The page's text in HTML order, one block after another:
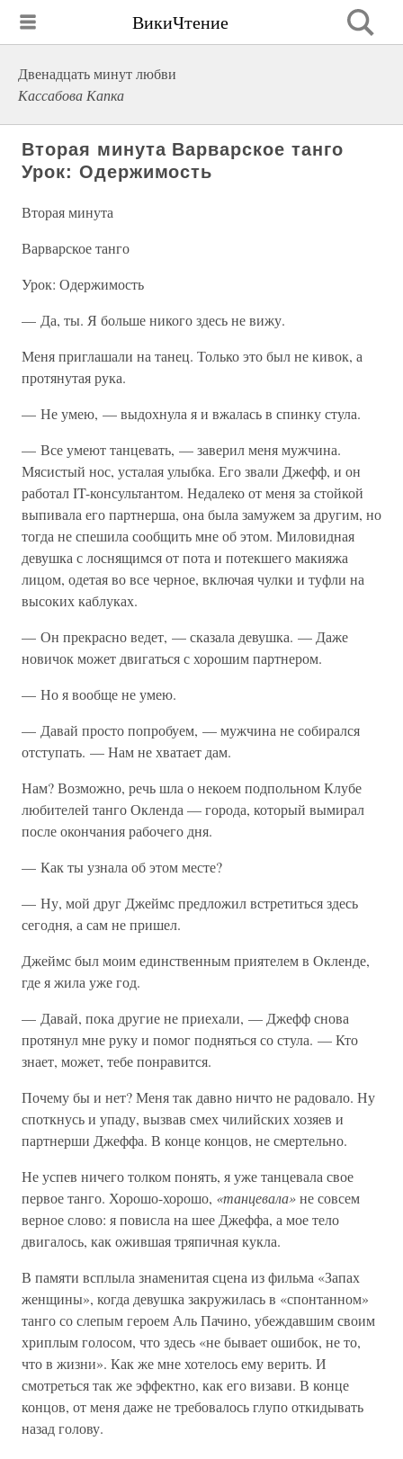
ВикиЧтение
Двенадцать минут любви
Кассабова Капка
Вторая минута Варварское танго
Урок: Одержимость
Вторая минута
Варварское танго
Урок: Одержимость
— Да, ты. Я больше никого здесь не вижу.
Меня приглашали на танец. Только это был не кивок, а
протянутая рука.
— Не умею, — выдохнула я и вжалась в спинку стула.
— Все умеют танцевать, — заверил меня мужчина.
Мясистый нос, усталая улыбка. Его звали Джефф, и он
работал IT-консультантом. Недалеко от меня за стойкой
выпивала его партнерша, она была замужем за другим, но
тогда не спешила сообщить мне об этом. Миловидная
девушка с лоснящимся от пота и потекшего макияжа
лицом, одетая во все черное, включая чулки и туфли на
высоких каблуках.
— Он прекрасно ведет, — сказала девушка. — Даже
новичок может двигаться с хорошим партнером.
— Но я вообще не умею.
— Давай просто попробуем, — мужчина не собирался
отступать. — Нам не хватает дам.
Нам? Возможно, речь шла о некоем подпольном Клубе
любителей танго Окленда — города, который вымирал
после окончания рабочего дня.
— Как ты узнала об этом месте?
— Ну, мой друг Джеймс предложил встретиться здесь
сегодня, а сам не пришел.
Джеймс был моим единственным приятелем в Окленде,
где я жила уже год.
— Давай, пока другие не приехали, — Джефф снова
протянул мне руку и помог подняться со стула. — Кто
знает, может, тебе понравится.
Почему бы и нет? Меня так давно ничто не радовало. Ну
споткнусь и упаду, вызвав смех чилийских хозяев и
партнерши Джеффа. В конце концов, не смертельно.
Не успев ничего толком понять, я уже танцевала свое
первое танго. Хорошо-хорошо, «танцевала»не совсем
верное слово: я повисла на шее Джеффа, а мое тело
двигалось, как ожившая тряпичная кукла.
В памяти всплыла знаменитая сцена из фильма «Запах
женщины», когда девушка закружилась в «спонтанном»
танго со слепым героем Аль Пачино, убеждавшим своим
хриплым голосом, что здесь «не бывает ошибок, не то,
что в жизни». Как же мне хотелось ему верить. И
смотреться так же эффектно, как его визави. В конце
концов, от меня даже не требовалось глупо откидывать
назад голову.